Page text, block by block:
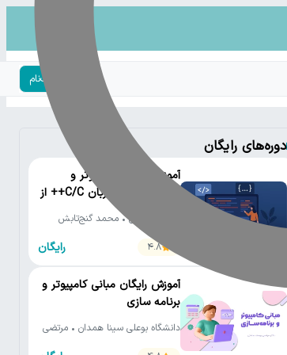
ورود | ثبت‌نام
دوره‌های رایگان
آموزش رایگان کامپیوتر و
برنامه‌نویسی به زبان C/C++ از
مقدماتی تا پیشرفته
دانشگاه تهران • محمد گنج‌تابش
4.8
رایگان
آموزش رایگان مبانی کامپیوتر و
برنامه سازی
دانشگاه بوعلی سینا همدان • مرتضی